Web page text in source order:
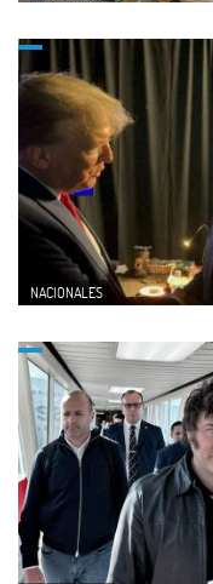
NACIONALES